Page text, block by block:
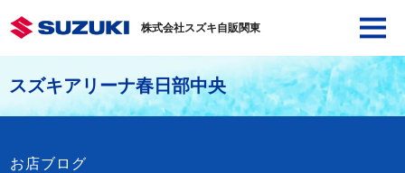
株式会社スズキ自販関東
スズキアリーナ春日部中央
お店ブログ